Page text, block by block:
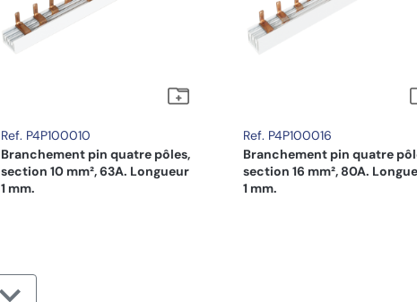
Ref. P4P100010
Branchement pin quatre pôles,
section 10 mm², 63A. Longueur
1 mm.
Ref. P4P100016
Branchement pin quatre
section 16 mm², 80A.
1 mm.